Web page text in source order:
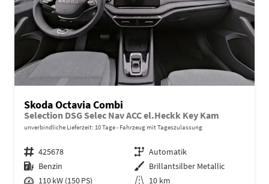
Skoda Octavia Combi
Selection DSG Selec Nav ACC el.Heckk Key Kam
unverbindliche Lieferzeit: 10 Tage Fahrzeug mit Tageszulassung
Fahrzeugnr. 425678 Getriebe Automatik
Kraftstoff Benzin Außenfarbe Brillantsilber Metallic
Leistung 110 kW (150 PS) Kilometerstand 10 km